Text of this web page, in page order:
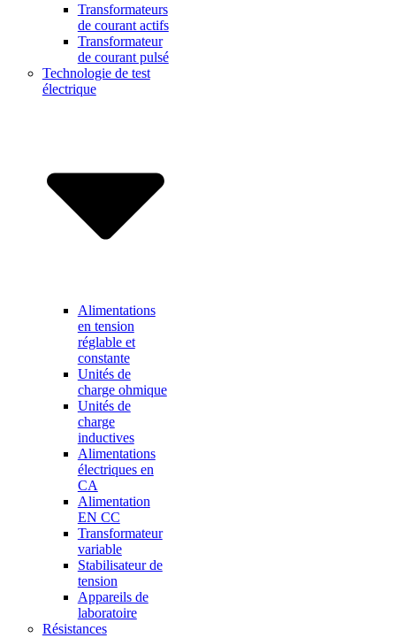
Transformateurs
de courant actifs
Transformateur
de courant pulsé
Technologie de test
électrique
Alimentations
en tension
réglable et
constante
Unités de
charge ohmique
Unités de
charge
inductives
Alimentations
électriques en
CA
Alimentation
EN CC
Transformateur
variable
Stabilisateur de
tension
Appareils de
laboratoire
Résistances